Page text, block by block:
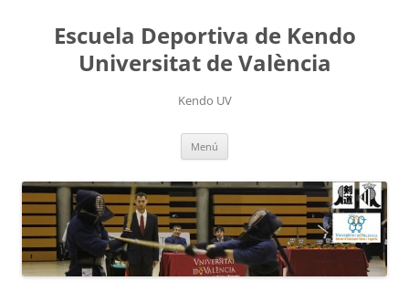
contenidoEscuela Deportiva de Kendo
Universitat de València
Kendo UV
Menú